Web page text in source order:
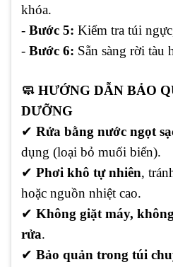
khóa.
- Bước 5: Kiểm tra túi
- Bước 6: Sẵn sàng rời tàu
🧼 HƯỚNG DẪN BẢO
DƯỠNG
✔ Rửa bằng nước ngọt
dụng (loại bỏ muối biển).
✔ Phơi khô tự nhiên,
hoặc nguồn nhiệt cao.
✔ Không giặt máy,
rửa.
✔ Bảo quản trong túi